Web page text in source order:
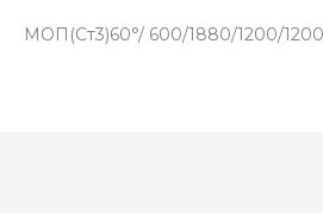
МОП(Ст3)60°/ 600/1880/1200/